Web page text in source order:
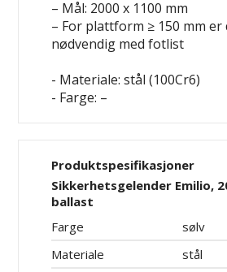
– Mål: 2000 x 1100 mm
– For plattform ≥ 150 mm er
nødvendig med fotlist
- Materiale: stål (100Cr6)
- Farge: –
Produktspesifikasjoner
Sikkerhetsgelender Emilio,
ballast
Farge
sølv
Materiale
stål